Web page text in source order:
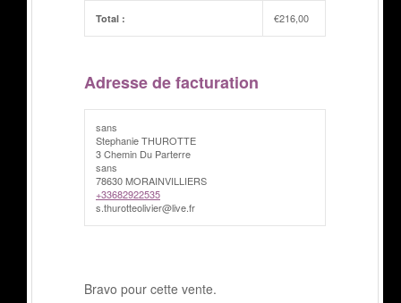
Total : €216,00
Adresse de facturation
sans
Stephanie THUROTTE
3 Chemin Du Parterre
sans
78630 MORAINVILLIERS
+33682922535
s.thurotteolivier@live.fr
Bravo pour cette vente.